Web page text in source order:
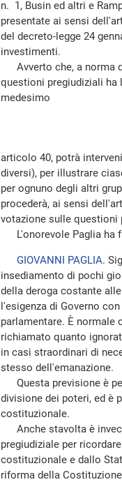
n. 1, Busin ed altri e
presentate ai sensi
del decreto-legge 24
investimenti.
Avverto che, a norma
questioni pregiudiziali ha
medesimo
articolo 40, potrà
diversi), per illustrare
per ognuno degli altri
procederà, ai sensi
votazione sulle questioni
L'onorevole Paglia ha
GIOVANNI PAGLIA.
insediamento di pochi
della deroga costante
l'esigenza di Governo
parlamentare. È
richiamato quanto
in casi straordinari di
stesso dell'emanazione.
Questa previsione è
divisione dei poteri, ed è
costituzionale.
Anche stavolta è
pregiudiziale per
costituzionale e dallo
riforma della